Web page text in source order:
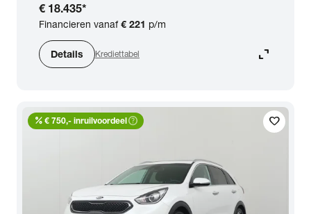
€ 18.435*
Financieren vanaf€ 221 p/m
Details Krediettabel expand_content
favorite
percent € 750,- inruilvoordeelhelp_outline